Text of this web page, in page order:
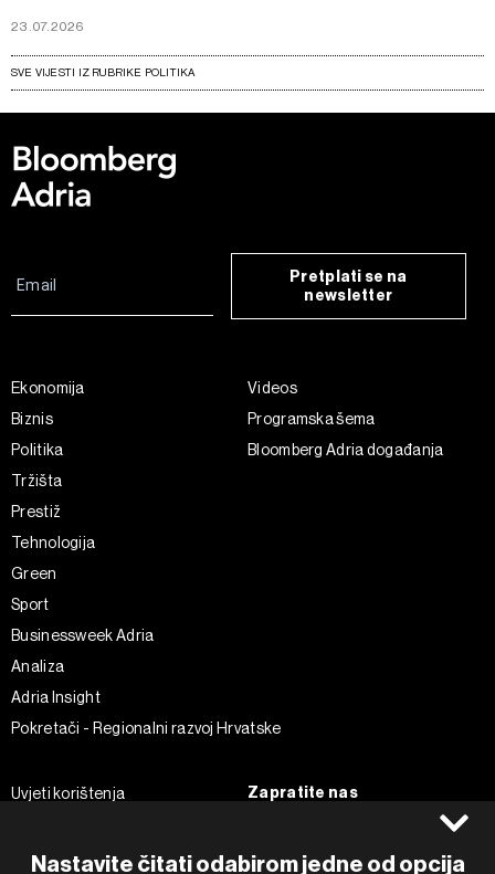
23.07.2026
SVE VIJESTI IZ RUBRIKE POLITIKA
Nastavite čitati odabirom jedne od opcija
Pretplati se na
newsletter
Ekonomija
Biznis
Politika
Tržišta
Prestiž
Tehnologija
Green
Sport
Businessweek Adria
Analiza
Adria Insight
Pokretači - Regionalni razvoj Hrvatske
Videos
Programska šema
Bloomberg Adria događanja
Uvjeti korištenja
Politika kolačića
Zapratite nas
Instagram